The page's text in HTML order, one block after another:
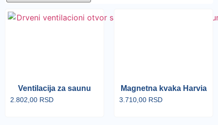
Ventilacija za saunu
2.802,00 RSD
Magnetna kvaka Harvia
3.710,00 RSD